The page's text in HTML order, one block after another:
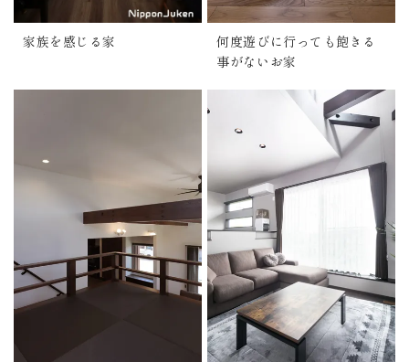
家族を感じる家
何度遊びに行っても飽きる
事がないお家